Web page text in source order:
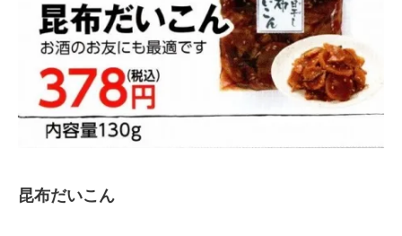
昆布だいこん